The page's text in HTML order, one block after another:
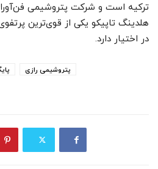
ترکیه است و شرکت پتروشیمی
هلدینگ تاپیکو یکی از قوی‌ترین
در اختیار دارد.
پتروشیمی رازی